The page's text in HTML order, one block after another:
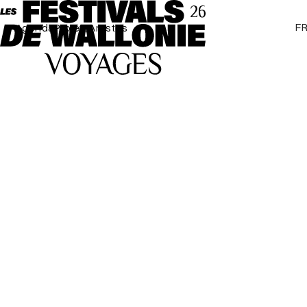
AgendaProjetsArtistes FR